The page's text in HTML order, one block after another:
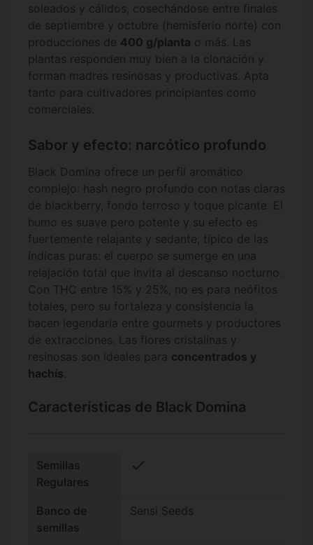
soleados y cálidos, cosechándose entre finales
de septiembre y octubre (hemisferio norte) con
producciones de 400 g/planta o más. Las
plantas responden muy bien a la clonación y
forman madres resinosas y productivas. Apta
tanto para cultivadores principiantes como
comerciales.
Sabor y efecto: narcótico profundo
Black Domina ofrece un perfil aromático
complejo: hash negro profundo con notas claras
de blackberry, fondo terroso y toque picante. El
humo es suave pero potente y su efecto es
fuertemente relajante y sedante, típico de las
índicas puras: el cuerpo se sumerge en una
relajación total que invita al descanso nocturno.
Con THC entre 15% y 25%, no es para neófitos
totales, pero su fortaleza y consistencia la
hacen legendaria entre gourmets y productores
de extracciones. Las flores cristalinas y
resinosas son ideales para concentrados y
hachís.
Características de Black Domina
Semillas
Regulares
check
Banco de
semillas
Sensi Seeds